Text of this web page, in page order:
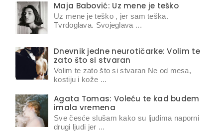
Maja Babović: Uz mene je teško
Uz mene je teško , jer sam teška.
Tvrdoglava. Svojeglava ...
Dnevnik jedne neurotičarke: Volim te
zato što si stvaran
Volim te zato što si stvaran Ne od mesa,
kostiju i kože ...
Agata Tomas: Voleću te kad budem
imala vremena
Sve česće slušam kako su ljudima naporni
drugi ljudi jer ...